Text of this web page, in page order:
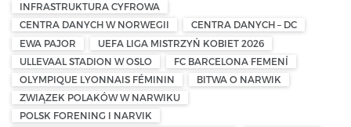
INFRASTRUKTURA CYFROWA
CENTRA DANYCH W NORWEGII
CENTRA DANYCH – DC
EWA PAJOR
UEFA LIGA MISTRZYŃ KOBIET 2026
ULLEVAAL STADION W OSLO
FC BARCELONA FEMENÍ
OLYMPIQUE LYONNAIS FÉMININ
BITWA O NARWIK
ZWIĄZEK POLAKÓW W NARWIKU
POLSK FORENING I NARVIK